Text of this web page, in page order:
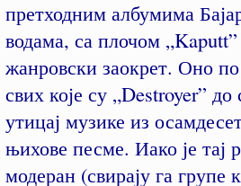
претходним албумима
водама, са плочом
жанровски заокрет. Оно
свих које су „Destroyer”
утицај музике из
њихове песме. Иако је тај
модеран (свирају га